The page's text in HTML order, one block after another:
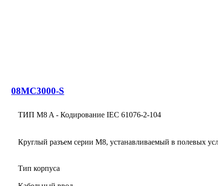
08MC3000-S
ТИП M8 A - Кодирование IEC 61076-2-104
Круглый разъем серии M8, устанавливаемый в полевых
Тип корпуса